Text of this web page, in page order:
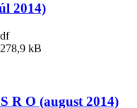
2014)
kB
R O (august 2014)